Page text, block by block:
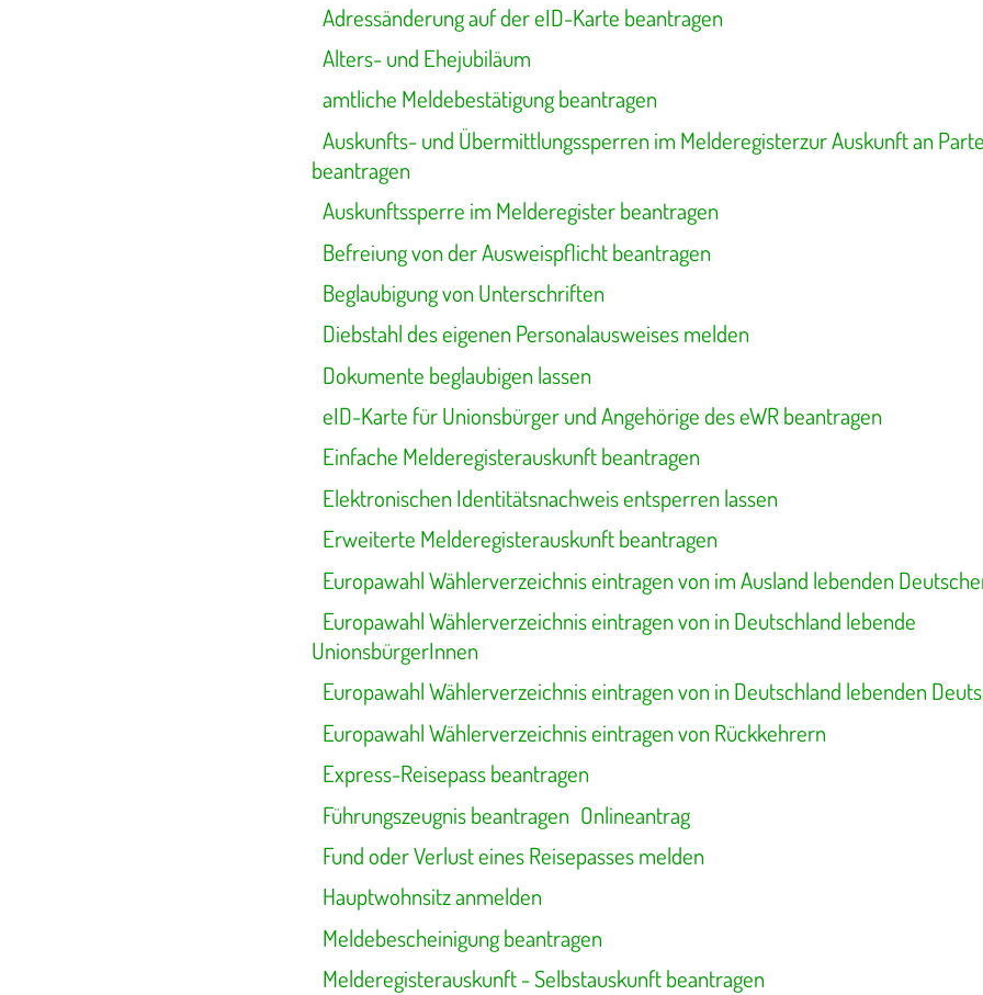
Adressänderung auf der eID-Karte beantragen
Alters- und Ehejubiläum
amtliche Meldebestätigung beantragen
Auskunfts- und Übermittlungssperren im Melderegisterzur Auskunft an
beantragen
Auskunftssperre im Melderegister beantragen
Befreiung von der Ausweispflicht beantragen
Beglaubigung von Unterschriften
Diebstahl des eigenen Personalausweises melden
Dokumente beglaubigen lassen
eID-Karte für Unionsbürger und Angehörige des eWR beantragen
Einfache Melderegisterauskunft beantragen
Elektronischen Identitätsnachweis entsperren lassen
Erweiterte Melderegisterauskunft beantragen
Europawahl Wählerverzeichnis eintragen von im Ausland lebenden
Europawahl Wählerverzeichnis eintragen von in Deutschland lebende
UnionsbürgerInnen
Europawahl Wählerverzeichnis eintragen von in Deutschland lebenden
Europawahl Wählerverzeichnis eintragen von Rückkehrern
Express-Reisepass beantragen
Führungszeugnis beantragen Onlineantrag
Fund oder Verlust eines Reisepasses melden
Hauptwohnsitz anmelden
Meldebescheinigung beantragen
Melderegisterauskunft - Selbstauskunft beantragen